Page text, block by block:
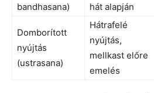
bandhasana)
hát alapján
Domborított
nyújtás
(ustrasana)
Hátrafelé
nyújtás,
mellkast előre
emelés